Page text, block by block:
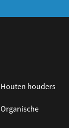
Houten houders
Organische